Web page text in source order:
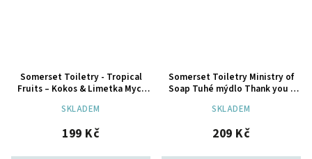
Somerset Toiletry - Tropical
Fruits – Kokos & Limetka Mycí
SKLADEM
199 Kč
Somerset Toiletry Ministry of
Soap Tuhé mýdlo Thank you -
SKLADEM
209 Kč